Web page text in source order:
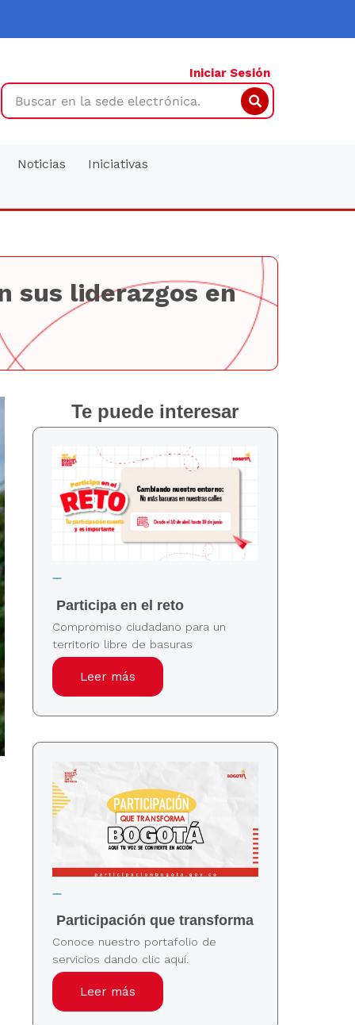
Iniciar Sesión
Search
Noticias Iniciativas
sus liderazgos en
Te puede interesar
Participa en el reto
Compromiso ciudadano para un
territorio libre de basuras
Leer más
Participación que transforma
Conoce nuestro portafolio de
servicios dando clic aquí.
Leer más